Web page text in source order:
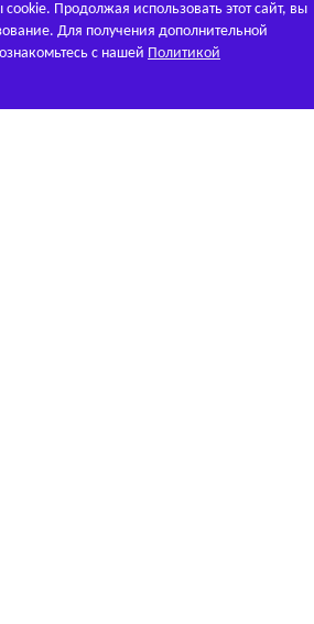
cookie. Продолжая использовать этот сайт, вы
Для получения дополнительной
с нашей Политикой